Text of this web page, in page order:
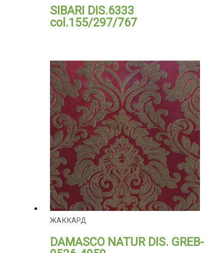
SIBARI DIS.6333
col.155/297/767
ЖАККАРД
DAMASCO NATUR DIS. GREB-